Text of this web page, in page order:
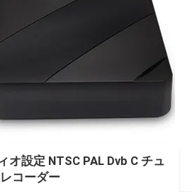
オ設定 NTSC PAL Dvb C チュ
コーダー